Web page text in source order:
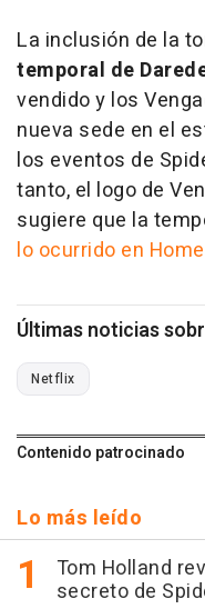
La inclusión de la
temporal de
vendido y los
nueva sede en el
los eventos de
tanto, el logo de
sugiere que la
lo ocurrido en
Últimas noticias
Netflix
Contenido patrocinado
Lo más leído
Tom Holland
secreto de